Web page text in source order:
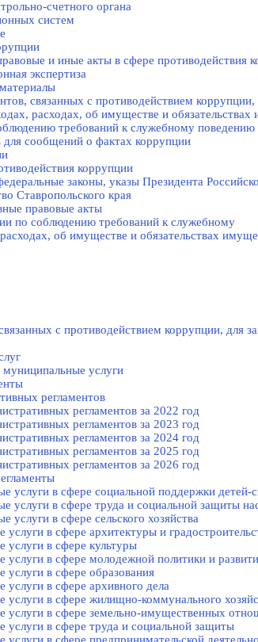
счетного органа
систем
и иные акты в сфере противодействия
экспертиза
связанных с противодействием коррупции,
расходах, об имуществе и
требований к служебному поведению
для сообщений о фактах коррупции
коррупции
законы, указы Президента
Ставропольского края
правовые акты
по соблюдению требований к служебному
об имуществе и обязательствах
с противодействием коррупции, для
услуги
регламентов
регламентов за 2022 год
регламентов за 2023 год
регламентов за 2024 год
регламентов за 2025 год
регламентов за 2026 год
услуги в сфере социальной поддержки
услуги в сфере труда и социальной защиты
услуги в сфере сельского хозяйства
в сфере архитектуры и
услуги в сфере культуры
в сфере молодежной политики и
в сфере образования
в сфере архивного дела
услуги в сфере жилищно-коммунального
услуги в сфере земельно-имущественных
услуги в сфере труда и социальной защиты